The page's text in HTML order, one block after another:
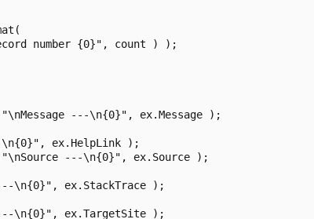
number {0}", count ) );
---\n{0}", ex.Message );
ex.HelpLink );
---\n{0}", ex.Source );
\n{0}", ex.StackTrace );
\n{0}", ex.TargetSite );